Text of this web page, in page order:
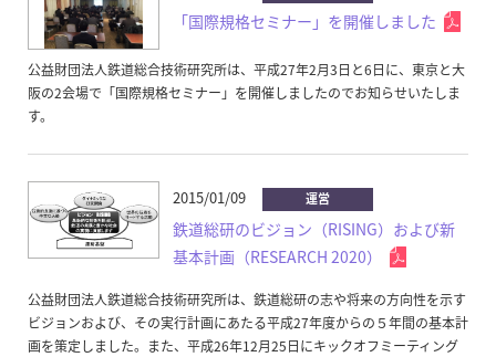
「国際規格セミナー」を開催しました
公益財団法人鉄道総合技術研究所は、平成27年2月3日と6日に、東京と大
阪の2会場で「国際規格セミナー」を開催しましたのでお知らせいたしま
す。
2015/01/09 運営
鉄道総研のビジョン（RISING）および新
基本計画（RESEARCH 2020）
公益財団法人鉄道総合技術研究所は、鉄道総研の志や将来の方向性を示す
ビジョンおよび、その実行計画にあたる平成27年度からの５年間の基本計
画を策定しました。また、平成26年12月25日にキックオフミーティング